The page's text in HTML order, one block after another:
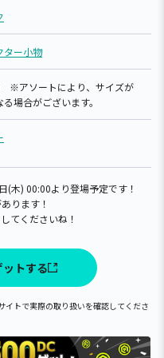
ター小物
※アソートにより、サイズが
場合がございます。
(木) 00:00より登場予定です！
ります！
てくださいね！
トする
トで実際の取り扱いを確認してくださ